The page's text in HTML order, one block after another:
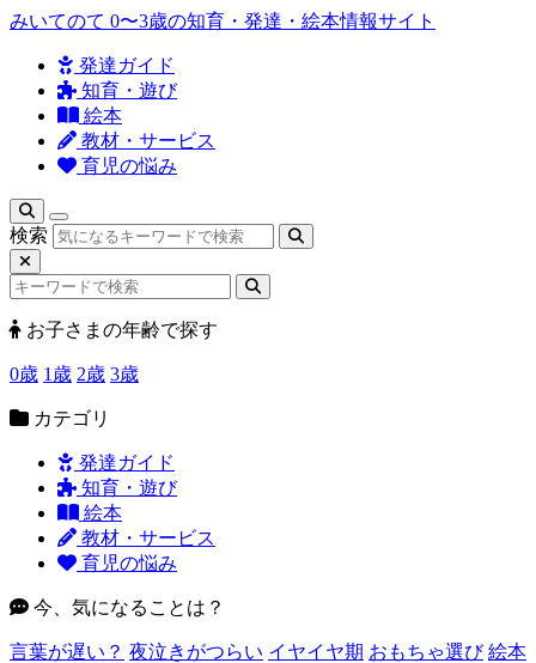
みいてのて 0〜3歳の知育・発達・絵本情報サイト
発達ガイド
知育・遊び
絵本
教材・サービス
育児の悩み
検索
お子さまの年齢で探す
0歳 1歳 2歳 3歳
カテゴリ
発達ガイド
知育・遊び
絵本
教材・サービス
育児の悩み
今、気になることは？
言葉が遅い？ 夜泣きがつらい イヤイヤ期 おもちゃ選び 絵本